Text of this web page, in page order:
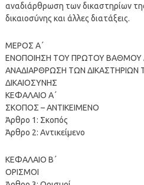
αναδιάρθρωση των δικαστηρίων της
δικαιοσύνης και άλλες διατάξεις.
ΜΕΡΟΣ Α΄
ΕΝΟΠΟΙΗΣΗ ΤΟΥ ΠΡΩΤΟΥ ΒΑΘΜΟΥ
ΑΝΑΔΙΑΡΘΡΩΣΗ ΤΩΝ ΔΙΚΑΣΤΗΡΙΩΝ
ΔΙΚΑΙΟΣΥΝΗΣ
ΚΕΦΑΛΑΙΟ Α΄
ΣΚΟΠΟΣ – ΑΝΤΙΚΕΙΜΕΝΟ
Άρθρο 1: Σκοπός
Άρθρο 2: Αντικείμενο
ΚΕΦΑΛΑΙΟ Β΄
ΟΡΙΣΜΟΙ